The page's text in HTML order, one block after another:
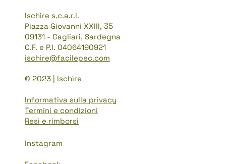
Ischìre s.c.a.r.l.
Piazza Giovanni XXIII, 35
09131 - Cagliari, Sardegna
C.F. e P.I. 04064190921
ischire@facilepec.com
© 2023 | Ischìre
Informativa sulla privacy
Termini e condizioni
Resi e rimborsi
Instagram